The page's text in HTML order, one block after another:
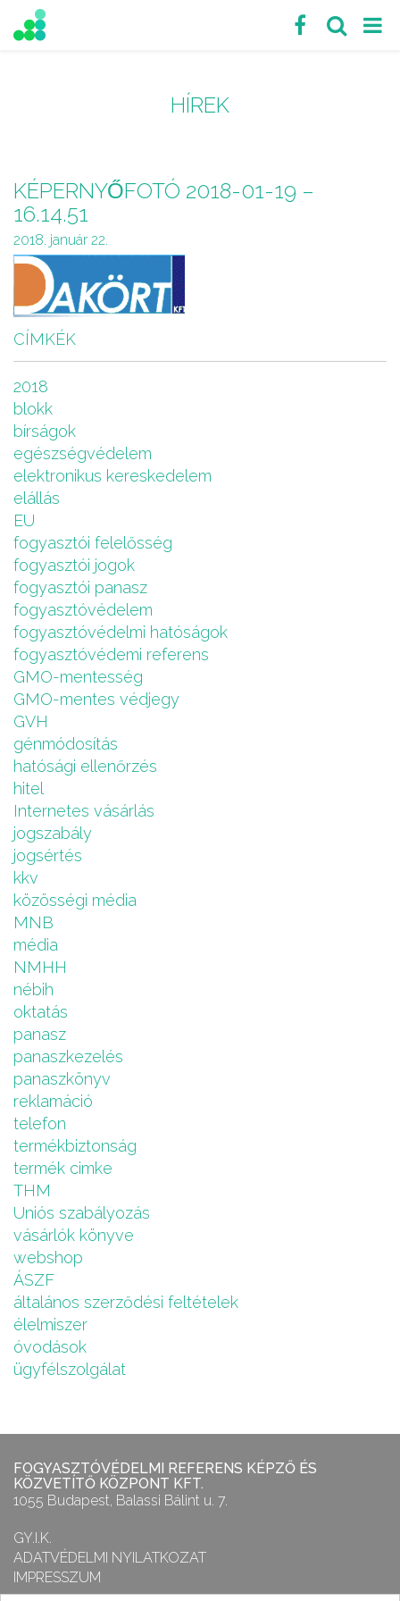
HÍREK
KÉPERNYŐFOTÓ 2018-01-19 –
16.14.51
2018. január 22.
CÍMKÉK
2018
blokk
bírságok
egészségvédelem
elektronikus kereskedelem
elállás
EU
fogyasztói felelősség
fogyasztói jogok
fogyasztói panasz
fogyasztóvédelem
fogyasztóvédelmi hatóságok
fogyasztóvédemi referens
GMO-mentesség
GMO-mentes védjegy
GVH
génmódosítás
hatósági ellenőrzés
hitel
Internetes vásárlás
jogszabály
jogsértés
kkv
közösségi média
MNB
média
NMHH
nébih
oktatás
panasz
panaszkezelés
panaszkönyv
reklamáció
telefon
termékbiztonság
termék cimke
THM
Uniós szabályozás
vásárlók könyve
webshop
ÁSZF
általános szerződési feltételek
élelmiszer
óvodások
ügyfélszolgálat
FOGYASZTÓVÉDELMI REFERENS KÉPZŐ ÉS
KÖZVETÍTŐ KÖZPONT KFT.
1055 Budapest, Balassi Bálint u. 7.
GY.I.K.
ADATVÉDELMI NYILATKOZAT
IMPRESSZUM